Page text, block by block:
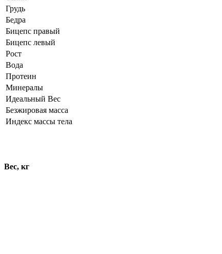
Грудь
Бедра
Бицепс правый
Бицепс левый
Рост
Вода
Протеин
Минералы
Идеальный Вес
Безжировая масса
Индекс массы тела
Вес, кг